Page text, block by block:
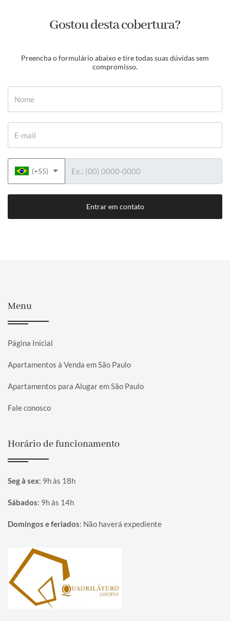
Gostou desta cobertura?
Preencha o formulário abaixo e tire todas suas dúvidas sem
compromisso.
(+55)
Entrar em contato
Menu
Página Inicial
Apartamentos à Venda em São Paulo
Apartamentos para Alugar em São Paulo
Fale conosco
Horário de funcionamento
Seg à sex: 9h às 18h
Sábados: 9h às 14h
Domingos e feriados: Não haverá expediente
Página inicial